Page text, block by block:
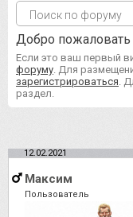
Добро пожаловать
Если это ваш первый
форуму . Для
зарегистрироваться .
раздел.
12.02.2021
Максим
Пользователь